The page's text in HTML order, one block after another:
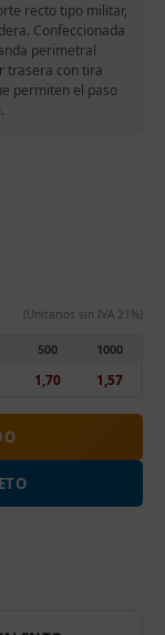
recto tipo militar,
Confeccionada
perimetral
trasera con tira
permiten el paso
(Unitarios sin IVA 21%)
500
1,70
1000
1,57